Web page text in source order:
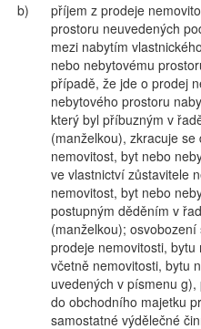
b)
příjem z prodeje
prostoru neuvedených
mezi nabytím
nebo nebytovému
případě, že jde o prodej
nebytového prostoru
který byl příbuzným v
(manželkou), zkracuje
nemovitost, byt nebo
ve vlastnictví zůstavitele
nemovitost, byt nebo
postupným děděním v
(manželkou);
prodeje nemovitosti,
včetně nemovitosti, bytu
uvedených v písmenu
do obchodního majetku
samostatné výdělečné